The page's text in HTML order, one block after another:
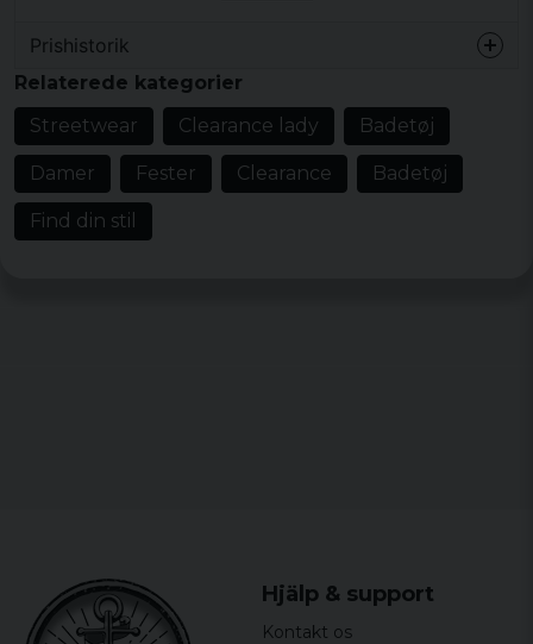
Materiale yderstof: 82% nylon 12% elastan
Materialefod: 100% polyester
Prishistorik
Relaterede kategorier
Streetwear
Clearance lady Badetøj
Damer Fester Clearance Badetøj
Find din stil
Hjälp & support
Kontakt os